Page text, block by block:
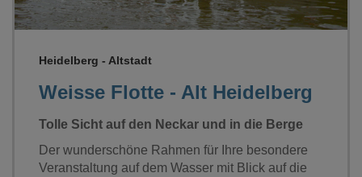
Weisse Flotte - Alt Heidelberg
Heidelberg - Altstadt
Tolle Sicht auf den Neckar und in die Berge
Der wunderschöne Rahmen für Ihre besondere
Veranstaltung auf dem Wasser mit Blick auf die